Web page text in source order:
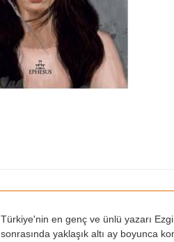
Türkiye'nin en genç ve ünlü yazarı
sonrasında yaklaşık altı ay boyunca